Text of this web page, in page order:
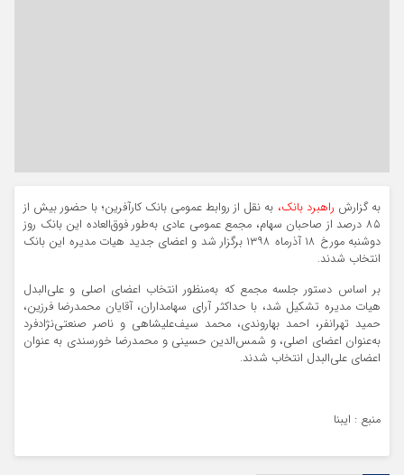
به گزارش راهبرد بانک، به نقل از روابط عمومی بانک کارآفرین؛ با حضور بیش از
۸۵ درصد از صاحبان سهام، مجمع عمومی عادی به‌طور فوق‌العاده این بانک روز
دوشنبه مورخ ۱۸ آذرماه ۱۳۹۸ برگزار شد و اعضای جدید هیات مدیره این بانک
انتخاب شدند.
بر اساس دستور جلسه مجمع که به‌منظور انتخاب اعضای اصلی و علی‌البدل
هیات مدیره تشکیل شد، با حداکثر آرای سهامداران، آقایان محمدرضا فرزین،
حمید تهرانفر، احمد بهاروندی، محمد سیف‌علیشاهی و ناصر صنعتی‌نژادفرد
به‌عنوان اعضای اصلی، و شمس‌الدین حسینی و محمدرضا خورسندی به عنوان
اعضای علی‌البدل انتخاب شدند.
منبع : ایبنا